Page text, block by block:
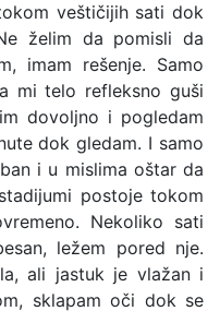
veštičijih sati dok
želim da pomisli da
imam rešenje. Samo
mi telo refleksno guši
dovoljno i pogledam
dok gledam. I samo
i u mislima oštar da
postoje tokom
Nekoliko sati
ležem pored nje.
ali jastuk je vlažan i
sklapam oči dok se